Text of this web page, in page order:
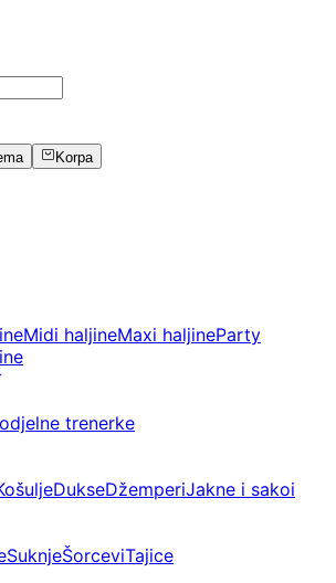
Korpa
Midi haljineMaxi haljineParty
trenerke
DukseDžemperiJakne i sakoi
SuknjeŠorceviTajice